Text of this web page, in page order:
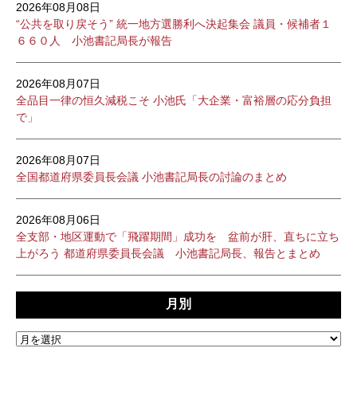
2026年08月08日
“公共を取り戻そう” 統一地方選勝利へ決起集会 議員・候補者１
６６０人 小池書記局長が報告
2026年08月07日
全品目一律の恒久減税こそ 小池氏「大企業・富裕層の応分負担
で」
2026年08月07日
全国都道府県委員長会議 小池書記局長の討論のまとめ
2026年08月06日
全支部・地区運動で「飛躍期間」成功を 盆前が肝、直ちに立ち
上がろう 都道府県委員長会議 小池書記局長、報告とまとめ
月別